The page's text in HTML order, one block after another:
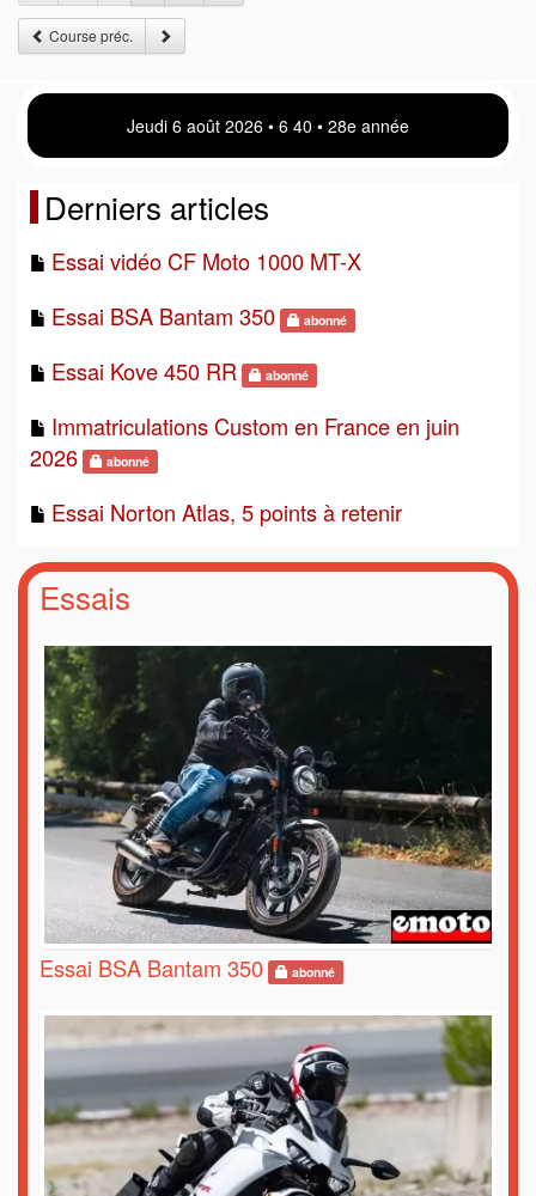
Course préc.
Jeudi 6 août 2026 • 6:40 • 28e année
Derniers articles
Essai vidéo CF Moto 1000 MT-X
Essai BSA Bantam 350
abonné
Essai Kove 450 RR abonné
Immatriculations Custom en France en juin
2026
abonné
Essai Norton Atlas, 5 points à retenir
Essais
Essai BSA Bantam 350 abonné